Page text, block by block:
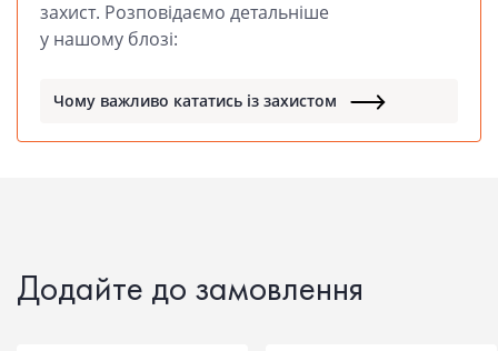
захист. Розповідаємо детальніше
у нашому блозі:
Чому важливо кататись із захистом
Додайте до замовлення